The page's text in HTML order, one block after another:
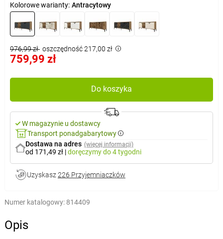
Kolorowe warianty: Antracytowy
976,99 zł oszczędność 217,00 zł
759,99 zł
Do koszyka
W magazynie u dostawcy
Transport ponadgabarytowy
Dostawa na adres (więcej informacji)
od 171,49 zł |doręczymydo 4 tygodni
Uzyskasz 226 Przyjemniaczków
Numer katalogowy: 814409
Opis